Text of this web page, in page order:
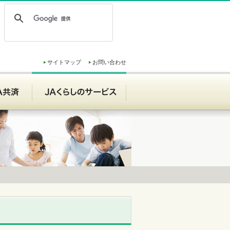
サイトマップ お問い合わせ
JA共済 JAくらしのサービス
JAくらしのサービス